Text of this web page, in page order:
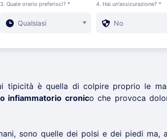
3. Quale orario preferisci? * 4. Hai un'assicurazione? *
tipicità è quella di colpire proprio le
infiammatorio cronico che provoca
sono quelle dei polsi e dei piedi ma,